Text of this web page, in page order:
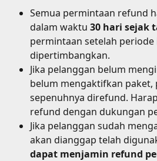
Semua permintaan refund
dalam waktu 30 hari sejak
permintaan setelah periode
dipertimbangkan.
Jika pelanggan belum
belum mengaktifkan paket,
sepenuhnya direfund.
refund dengan dukungan
Jika pelanggan sudah
akan dianggap telah
dapat menjamin refund